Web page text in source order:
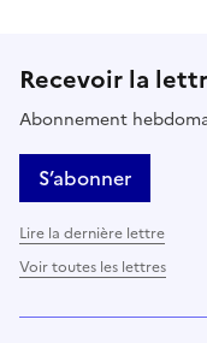
Recevoir la
Abonnement
S’abonner
Lire la dernière lettre
Voir toutes les lettres